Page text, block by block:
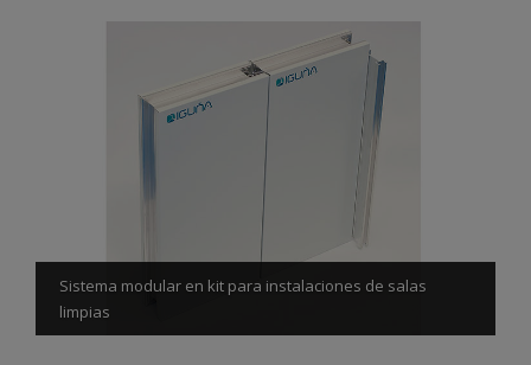
Sistema modular en kit para instalaciones de salas
limpias